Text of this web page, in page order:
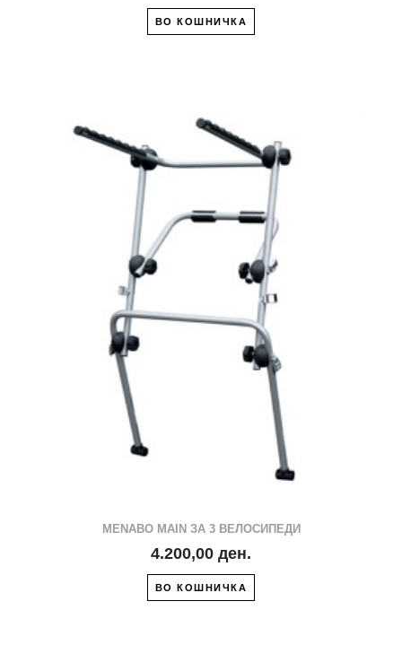
ВО КОШНИЧКА
MENABO MAIN ЗА 3 ВЕЛОСИПЕДИ
4.200,00 ден.
ВО КОШНИЧКА